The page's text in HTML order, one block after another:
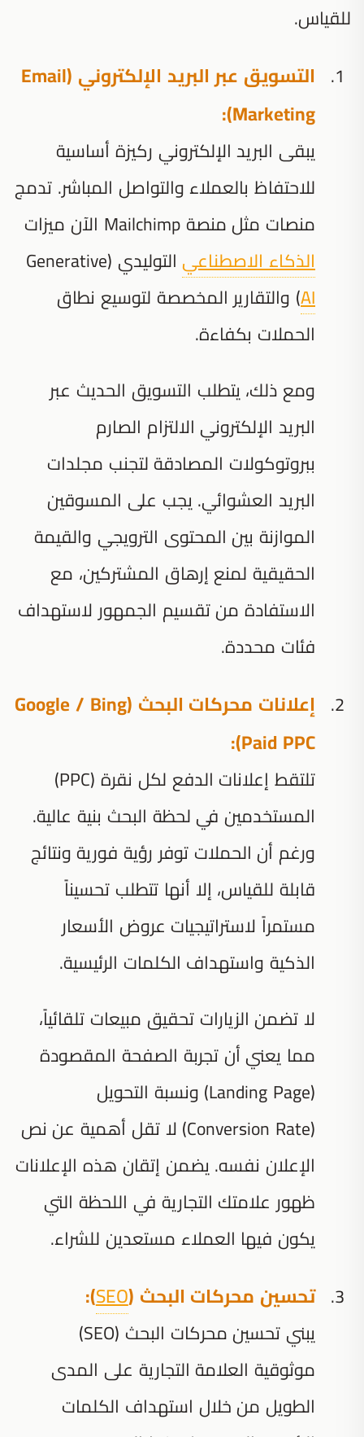
للقياس.
التسويق عبر البريد الإلكتروني (Email
Marketing):
يبقى البريد الإلكتروني ركيزة أساسية
للاحتفاظ بالعملاء والتواصل المباشر. تدمج
منصات مثل منصة Mailchimp الآن ميزات
الذكاء الاصطناعيالتوليدي (Generative
AI) والتقارير المخصصة لتوسيع نطاق
الحملات بكفاءة.
ومع ذلك، يتطلب التسويق الحديث عبر
البريد الإلكتروني الالتزام الصارم
ببروتوكولات المصادقة لتجنب مجلدات
البريد العشوائي. يجب على المسوقين
الموازنة بين المحتوى الترويجي والقيمة
الحقيقية لمنع إرهاق المشتركين، مع
الاستفادة من تقسيم الجمهور لاستهداف
فئات محددة.
إعلانات محركات البحث (Google / Bing
Paid PPC):
تلتقط إعلانات الدفع لكل نقرة (PPC)
المستخدمين في لحظة البحث بنية عالية.
ورغم أن الحملات توفر رؤية فورية ونتائج
قابلة للقياس، إلا أنها تتطلب تحسيناً
مستمراً لاستراتيجيات عروض الأسعار
الذكية واستهداف الكلمات الرئيسية.
لا تضمن الزيارات تحقيق مبيعات تلقائياً،
مما يعني أن تجربة الصفحة المقصودة
(Landing Page) ونسبة التحويل
(Conversion Rate) لا تقل أهمية عن نص
الإعلان نفسه. يضمن إتقان هذه الإعلانات
ظهور علامتك التجارية في اللحظة التي
يكون فيها العملاء مستعدين للشراء.
تحسين محركات البحث (SEO
):
يبني تحسين محركات البحث (SEO)
موثوقية العلامة التجارية على المدى
الطويل من خلال استهداف الكلمات